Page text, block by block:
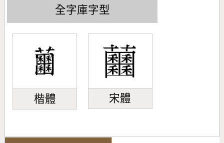
全字庫字型
楷體 宋體